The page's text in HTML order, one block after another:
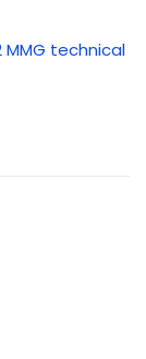
MMG technical